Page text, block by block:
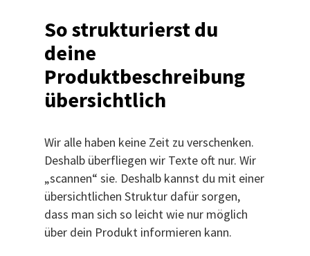
So strukturierst du
deine
Produktbeschreibung
übersichtlich
Wir alle haben keine Zeit zu verschenken.
Deshalb überfliegen wir Texte oft nur. Wir
„scannen“ sie. Deshalb kannst du mit einer
übersichtlichen Struktur dafür sorgen,
dass man sich so leicht wie nur möglich
über dein Produkt informieren kann.